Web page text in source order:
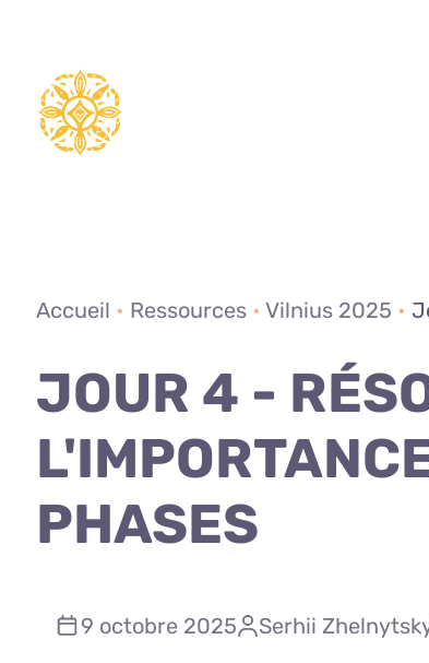
contenu
Accueil • Ressources • Vilnius 2025 •
JOUR 4 -
PHASES
9 octobre 2025 Serhii